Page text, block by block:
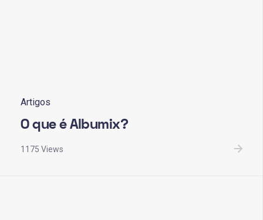
Artigos
O que é Albumix?
1175 Views